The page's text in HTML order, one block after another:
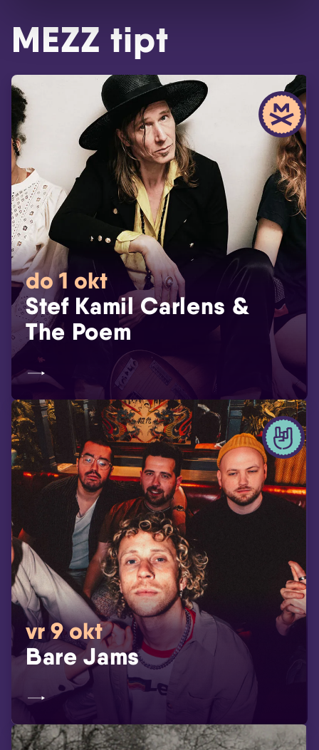
MEZZ tipt
do 1 okt
Stef Kamil Carlens &
The Poem
vr 9 okt
Bare Jams